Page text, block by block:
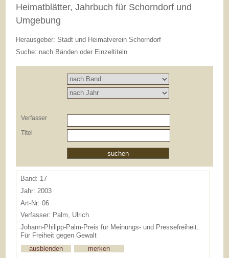
Heimatblätter, Jahrbuch für Schorndorf und
Umgebung
Herausgeber: Stadt und Heimatverein Schorndorf
Suche: nach Bänden oder Einzeltiteln
Verfasser
Titel
Band: 17
Jahr: 2003
Art-Nr: 06
Verfasser: Palm, Ulrich
Johann-Philipp-Palm-Preis für Meinungs- und Pressefreiheit.
Für Freiheit gegen Gewalt